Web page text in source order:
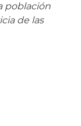
población
de las